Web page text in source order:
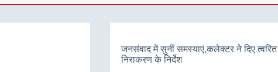
जनसंवाद में सुनीं समस्याएं,कलेक्टर ने दिए त्वरित
निराकरण के निर्देश